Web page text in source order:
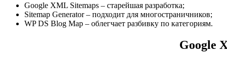
Google XML Sitemaps – старейшая разработка;
Sitemap Generator – подходит для многостраничников;
WP DS Blog Map – облегчает разбивку по категориям.
Google